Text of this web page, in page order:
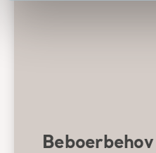
Beboerbehov